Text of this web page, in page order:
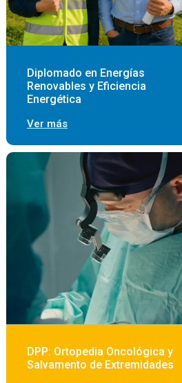
Diplomado en Energías
Renovables y Eficiencia
Energética
Ver más
DPP: Ortopedia Oncológica y
Salvamento de Extremidades